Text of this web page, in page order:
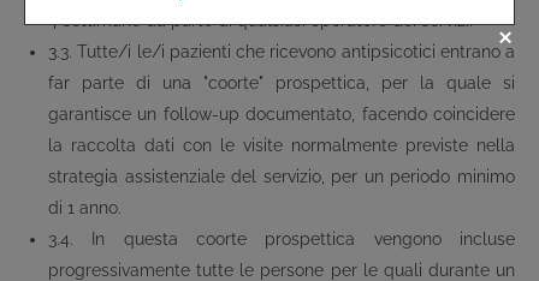
4 settimane da parte di qualsiasi operatore dei servizi.
3.3. Tutte/i le/i pazienti che ricevono antipsicotici entrano a
far parte di una "coorte" prospettica, per la quale si
garantisce un follow-up documentato, facendo coincidere
la raccolta dati con le visite normalmente previste nella
strategia assistenziale del servizio, per un periodo minimo
di 1 anno.
3.4. In questa coorte prospettica vengono incluse
progressivamente tutte le persone per le quali durante un